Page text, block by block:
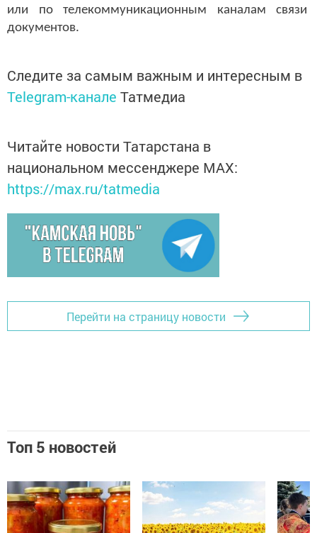
или по телекоммуникационным каналам связи
документов.
Следите за самым важным и интересным в
Telegram-канале Татмедиа
Читайте новости Татарстана в
национальном мессенджере MАХ:
https://max.ru/tatmedia
Перейти на страницу новости
Топ 5 новостей